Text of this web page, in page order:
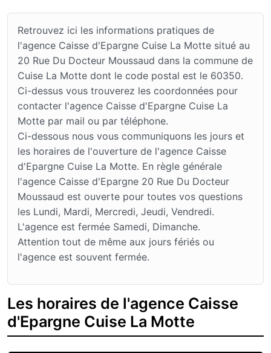
Retrouvez ici les informations pratiques de
l'agence Caisse d'Epargne Cuise La Motte situé au
20 Rue Du Docteur Moussaud dans la commune de
Cuise La Motte dont le code postal est le 60350.
Ci-dessus vous trouverez les coordonnées pour
contacter l'agence Caisse d'Epargne Cuise La
Motte par mail ou par téléphone.
Ci-dessous nous vous communiquons les jours et
les horaires de l'ouverture de l'agence Caisse
d'Epargne Cuise La Motte. En règle générale
l'agence Caisse d'Epargne 20 Rue Du Docteur
Moussaud est ouverte pour toutes vos questions
les Lundi, Mardi, Mercredi, Jeudi, Vendredi.
L'agence est fermée Samedi, Dimanche.
Attention tout de même aux jours fériés ou
l'agence est souvent fermée.
Les horaires de l'agence Caisse
d'Epargne Cuise La Motte